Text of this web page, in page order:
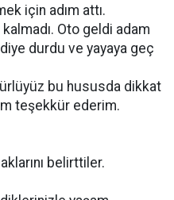
için adım attı.
Oto geldi adam
durdu ve yayaya geç
bu hususda dikkat
teşekkür ederim.
belirttiler.